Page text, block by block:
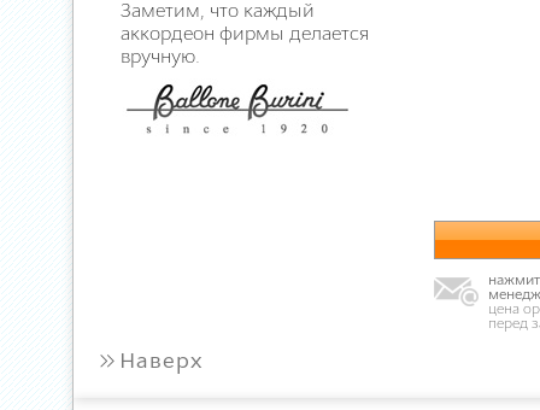
Заметим, что каждый
аккордеон фирмы делается
вручную.
цена
перед
» Наверх